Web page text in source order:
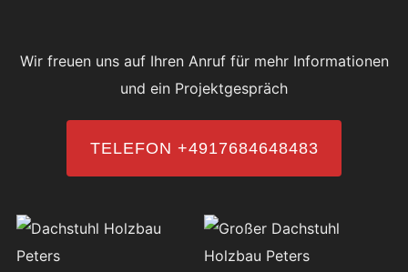
Wir freuen uns auf Ihren Anruf für mehr Informationen
und ein Projektgespräch
TELEFON +4917684648483